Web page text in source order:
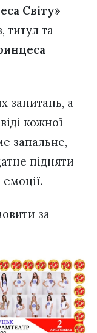
Світу»
титул та
запитань, а
кожної
запальне,
підняти
за